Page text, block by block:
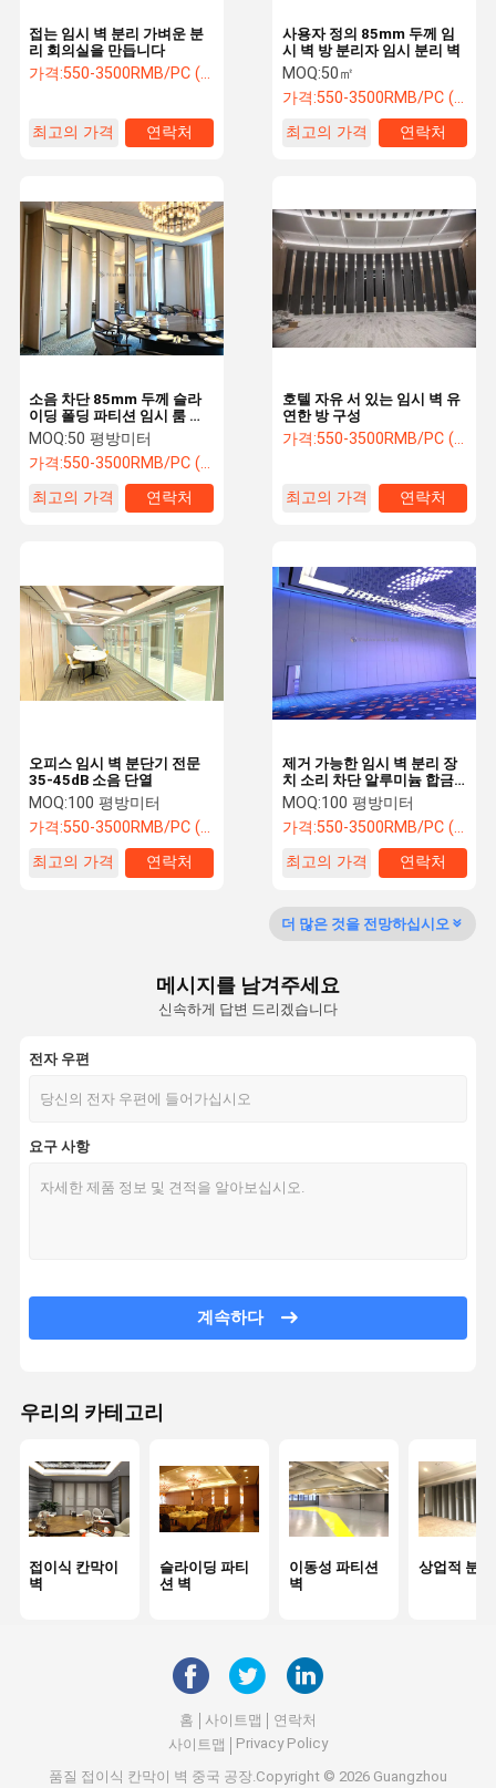
공장 투어 품질 관리
인용 을 요청
슬라이딩 파티션 벽
이동성 파티션 벽
상업적 분계벽
철폐 가능한 분단벽
맞춤형 파티션 벽
사무실 분단 벽
회의실 파티션
임시 벽 분단 장치
사용자 정의 85mm 두께 임
시 벽 방 분리자 임시 분리 벽
MOQ:50㎡
가격:550-3500RMB/PC (FOB) Tax Not Included
최고의 가격
연락처
접는 임시 벽 분리 가벼운 분
리 회의실을 만듭니다
가격:550-3500RMB/PC (FOB) Tax Not Included
최고의 가격 연락처
호텔 자유 서 있는 임시 벽 유
연한 방 구성
가격:550-3500RMB/PC (FOB) Tax Not Included
최고의 가격 연락처
소음 차단 85mm 두께 슬라
이딩 폴딩 파티션 임시 룸 디
바이더
MOQ:50 평방미터
가격:550-3500RMB/PC (FOB) Tax Not Included
최고의 가격
연락처
제거 가능한 임시 벽 분리 장
치 소리 차단 알루미늄 합금
프레임
MOQ:100 평방미터
가격:550-3500RMB/PC (FOB) Tax Not Included
최고의 가격
연락처
오피스 임시 벽 분단기 전문
35-45dB 소음 단열
MOQ:100 평방미터
가격:550-3500RMB/PC (FOB) Tax Not Included
최고의 가격
연락처
더 많은 것을 전망하십시오
메시지를 남겨주세요
신속하게 답변 드리겠습니다
전자 우편
요구 사항
계속하다
우리의 카테고리
접이식 칸막이
벽
슬라이딩 파티
션 벽
이동성 파티션
벽
상업적 분
홈 사이트맵
연락처
사이트맵
Privacy Policy
품질 접이식 칸막이 벽 중국 공장.Copyright © 2026 Guangzhou